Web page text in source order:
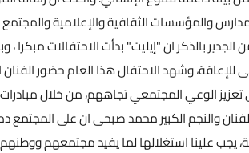
والمؤسسات الثقافية والإعلامية
بالذكر ان "إيليت" بدأت الاحتفالات مبكرا ،
للإعاقة، وشهد الاحتفال هذا العام حضور
الوعي المجتمعي تجاههم، من خلال
والنجم الكبير محمد صبحى ان على
يجب علينا استغلالها لما يفيد مجتمعهم